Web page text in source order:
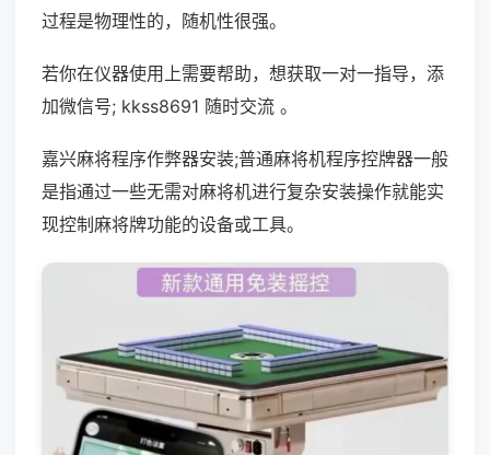
过程是物理性的，随机性很强。
若你在仪器使用上需要帮助，想获取一对一指导，添
加微信号; kkss8691 随时交流 。
嘉兴麻将程序作弊器安装;普通麻将机程序控牌器一般
是指通过一些无需对麻将机进行复杂安装操作就能实
现控制麻将牌功能的设备或工具。